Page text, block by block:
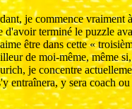
je commence vraiment
terminé le puzzle
être dans cette «
de moi-même, même
je concentre
entraînera, y sera coach